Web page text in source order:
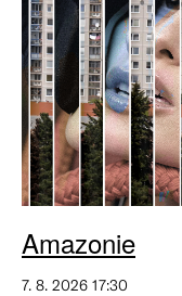
Amazonie
7. 8. 2026 17:30